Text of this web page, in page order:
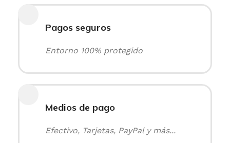
Pagos seguros
Entorno 100% protegido
Medios de pago
Efectivo, Tarjetas, PayPal y más...